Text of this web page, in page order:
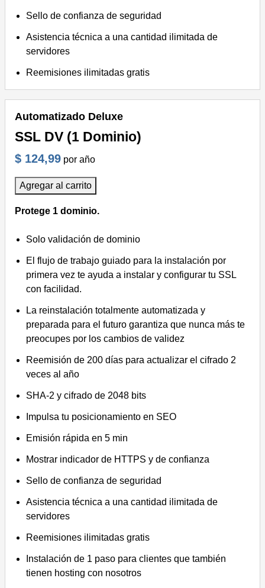
Sello de confianza de seguridad
Asistencia técnica a una cantidad ilimitada de
servidores
Reemisiones ilimitadas gratis
Automatizado Deluxe
SSL DV (1 Dominio)
$ 124,99 por año
Agregar al carrito
Protege 1 dominio.
Solo validación de dominio
El flujo de trabajo guiado para la instalación por
primera vez te ayuda a instalar y configurar tu SSL
con facilidad.
La reinstalación totalmente automatizada y
preparada para el futuro garantiza que nunca más te
preocupes por los cambios de validez
Reemisión de 200 días para actualizar el cifrado 2
veces al año
SHA-2 y cifrado de 2048 bits
Impulsa tu posicionamiento en SEO
Emisión rápida en 5 min
Mostrar indicador de HTTPS y de confianza
Sello de confianza de seguridad
Asistencia técnica a una cantidad ilimitada de
servidores
Reemisiones ilimitadas gratis
Instalación de 1 paso para clientes que también
tienen hosting con nosotros